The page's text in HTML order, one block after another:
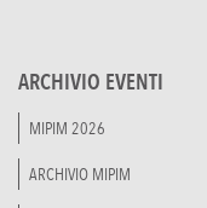
ARCHIVIO EVENTI
MIPIM 2026
ARCHIVIO MIPIM